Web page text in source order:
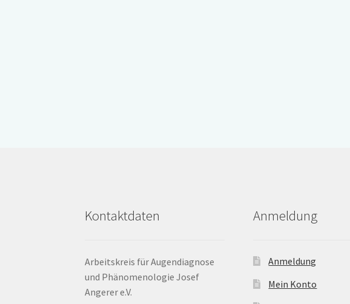
Kontaktdaten
Arbeitskreis für Augendiagnose
und Phänomenologie Josef
Angerer e.V.
Anmeldung
Anmeldung
Mein Konto